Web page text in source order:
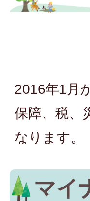
2016年1月
保障、税、
なります。
マイ